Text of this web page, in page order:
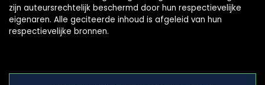
zijn auteursrechtelijk beschermd door hun respectievelijke
eigenaren. Alle geciteerde inhoud is afgeleid van hun
respectievelijke bronnen.